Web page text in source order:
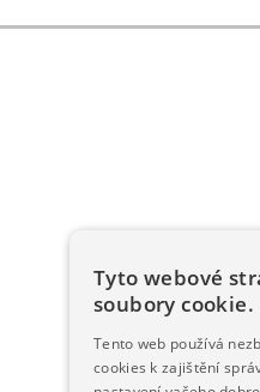
Tyto webové
soubory cookie.
Tento web používá
cookies k zajištění